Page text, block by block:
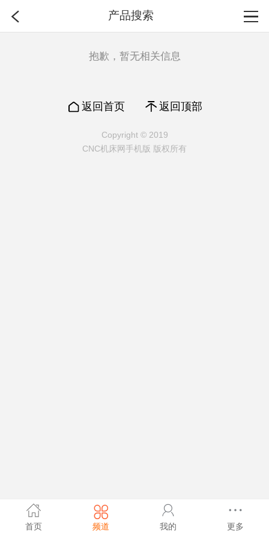
产品搜索
抱歉，暂无相关信息
返回首页 返回顶部
Copyright © 2019
CNC机床网手机版 版权所有
首页 频道 我的 更多